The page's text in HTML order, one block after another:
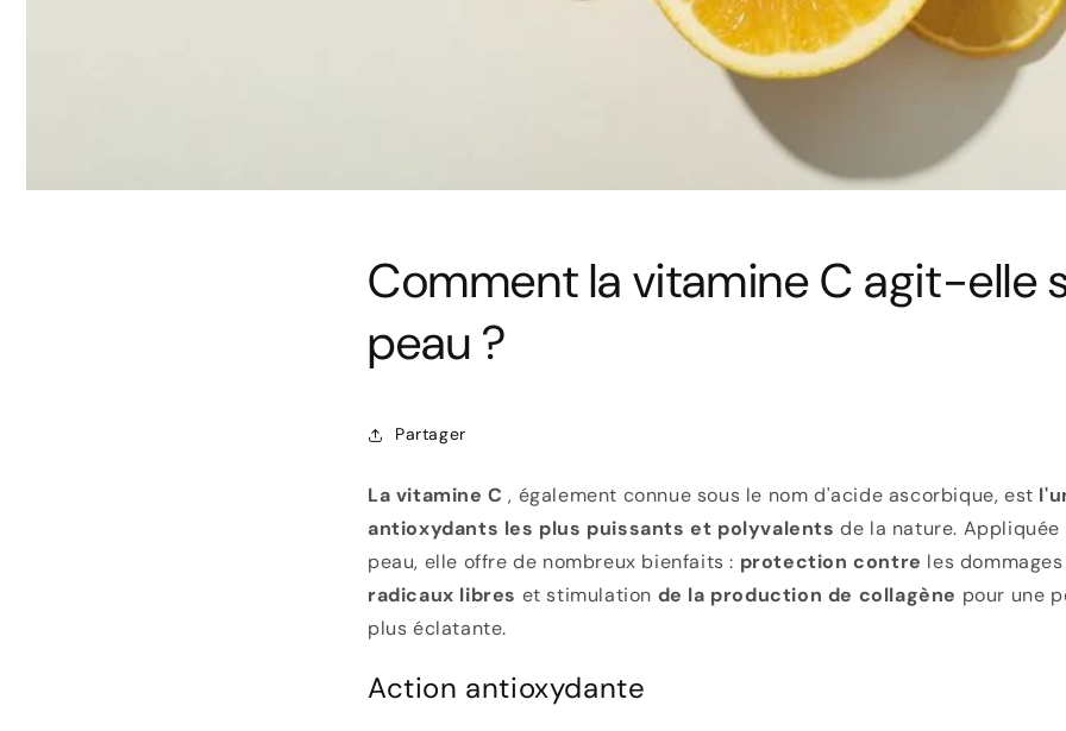
Comment la vitamine C agit-elle
peau ?
Partager
La vitamine C , également connue sous le nom d'acide ascorbique, est
antioxydants les plus puissants et polyvalents de la nature.
peau, elle offre de nombreux bienfaits : protection contre les
radicaux libres et stimulation de la production de collagène pour une
plus éclatante.
Action antioxydante